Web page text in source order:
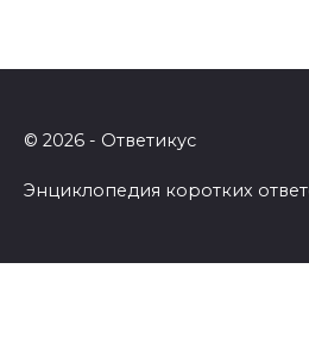
© 2026 - Ответикус
Энциклопедия коротких